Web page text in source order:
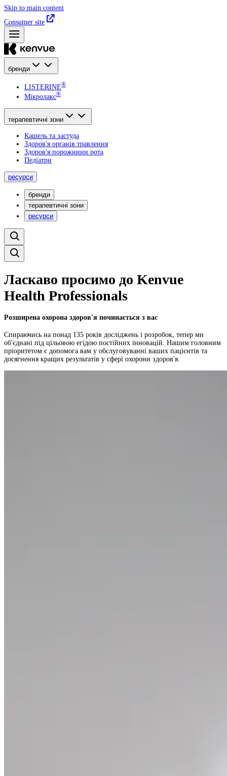
Skip to main content
Consumer site
бренди
LISTERINE®
Мікролакс®
терапевтичні зони
Кашель та застуда
Здоров'я органів травлення
Здоров'я порожнини рота
Педіатри
ресурси
бренди
терапевтичні зони
ресурси
Ласкаво просимо до Kenvue
Health Professionals
Розширена охорона здоров'я починається з вас
Спираючись на понад 135 років досліджень і розробок, тепер ми
об'єднані під цільовою егідою постійних інновацій. Нашим головним
пріоритетом є допомога вам у обслуговуванні ваших пацієнтів та
досягнення кращих результатів у сфері охорони здоров'я.